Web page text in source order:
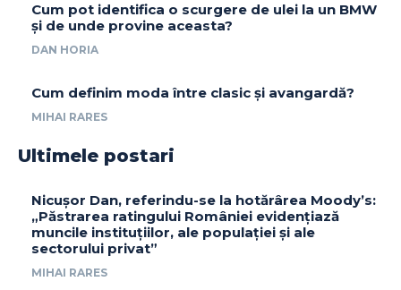
Cum pot identifica o scurgere de ulei la un BMW
și de unde provine aceasta?
DAN HORIA
Cum definim moda între clasic și avangardă?
MIHAI RARES
Ultimele postari
Nicușor Dan, referindu-se la hotărârea Moody’s:
„Păstrarea ratingului României evidențiază
muncile instituțiilor, ale populației și ale
sectorului privat”
MIHAI RARES